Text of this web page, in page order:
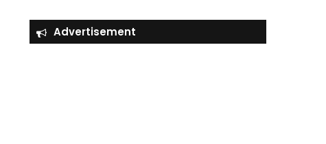
Advertisement